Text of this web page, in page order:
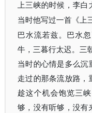
上三峡的时候，李白
当时他写过一首《上
巴水流若兹。巴水
牛，三暮行太迟。三
当时的心情是多么沉
走过的那条流放路，
趁这个机会饱览三
够，没有听够，没有